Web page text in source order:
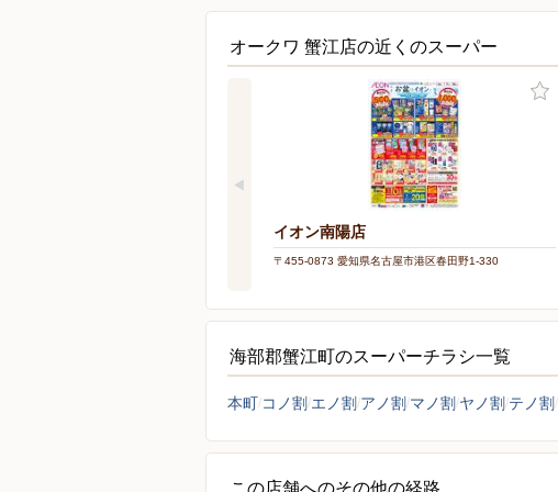
オークワ 蟹江店の近くのスーパー
イオン南陽店
〒455-0873 愛知県名古屋市港区春田野1-330
海部郡蟹江町のスーパーチラシ一覧
本町 コノ割 エノ割 アノ割 マノ割 ヤノ割 テノ割
この店舗へのその他の経路